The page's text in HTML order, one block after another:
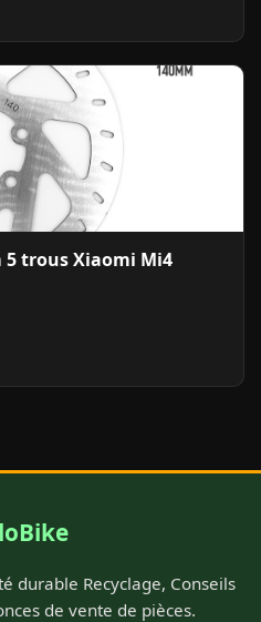
5 trous Xiaomi Mi4
durable Recyclage, Conseils
de vente de pièces.